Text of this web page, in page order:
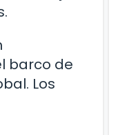
barco de
Los